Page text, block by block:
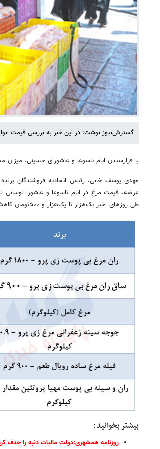
گسترش‌نیوز نوشت: در این خبر به بررسی قیمت انواع
با فرارسیدن ایام تاسوعا و عاشورای حسینی،
مهدی یوسف خانی، رئیس اتحادیه فروشندگان
عرضه، قیمت مرغ در ایام ‌تاسوعا و عاشورا
طی روزهای اخیر یک‌هزار تا یک‌هزار و ۵۰۰‌تومان کاهش یافته است.‌
بیشتر بخوانید:
روزنامه همشهری:دولت مالیات دنبه را حذف